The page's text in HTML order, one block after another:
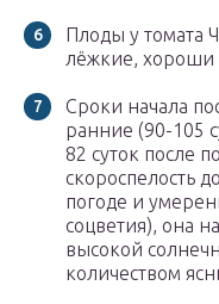
Плоды у томата
лёжкие, хороши
Сроки начала
ранние (90-105
82 суток после
скороспелость
погоде и
соцветия), она
высокой
количеством